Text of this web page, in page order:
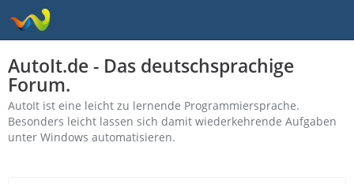
AutoIt.de - Das deutschsprachige
Forum.
AutoIt ist eine leicht zu lernende Programmiersprache.
Besonders leicht lassen sich damit wiederkehrende Aufgaben
unter Windows automatisieren.